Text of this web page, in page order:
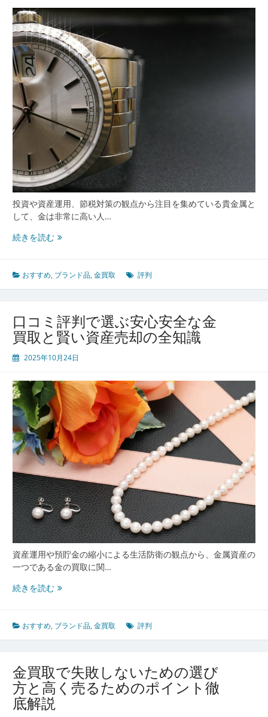
取
活
用
術
と
判
良
い
舗
選
び
ガ
イ
ド
投資や資産運用、節税対策の観点から注目を集めている貴金属と
して、金は非常に高い人…
続きを読む信
き
る
買
取
業
を
ぶ
た
め
の
総
合
比
較
と
満
足
度
を
高
め
ポ
ト
おすすめ, ブランド品,金買取 評判
口コミ評判で選ぶ安心安全な金
買取と賢い資産売却の全知識
2025年10月24日
資産運用や預貯金の縮小による生活防衛の観点から、金属資産の
一つである金の買取に関…
続きを読む口
評
判
ぶ
安
安
おすすめ, ブランド品,金買取 評判
金買取で失敗しないための選び
方と高く売るためのポイント徹
底解説